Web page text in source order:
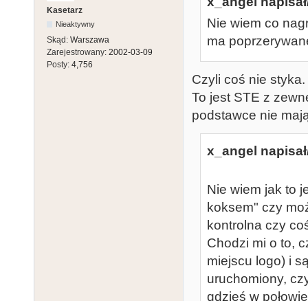
Kasetarz
Nieaktywny
Skąd: Warszawa
Zarejestrowany: 2002-03-09
Posty: 4,756
Nie wiem co
ma
Czyli coś nie styka.
To jest STE z
podstawce nie
x_angel
Nie wiem jak to
koksem" czy
kontrolna czy
Chodzi mi o to,
miejscu logo) i
uruchomiony,
gdzieś w